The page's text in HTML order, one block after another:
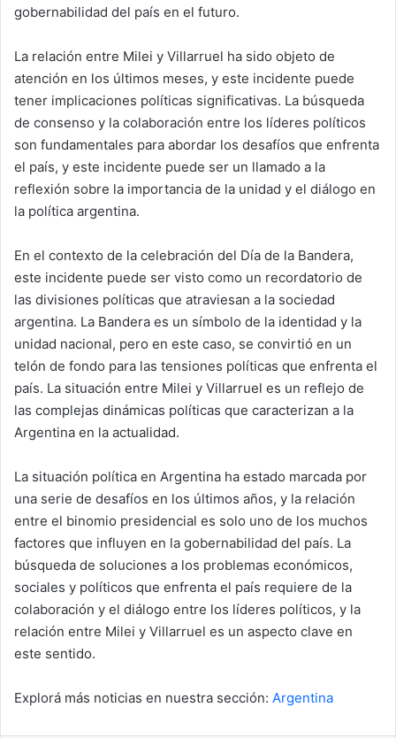
gobernabilidad del país en el futuro.
La relación entre Milei y Villarruel ha sido objeto de
atención en los últimos meses, y este incidente puede
tener implicaciones políticas significativas. La búsqueda
de consenso y la colaboración entre los líderes políticos
son fundamentales para abordar los desafíos que enfrenta
el país, y este incidente puede ser un llamado a la
reflexión sobre la importancia de la unidad y el diálogo en
la política argentina.
En el contexto de la celebración del Día de la Bandera,
este incidente puede ser visto como un recordatorio de
las divisiones políticas que atraviesan a la sociedad
argentina. La Bandera es un símbolo de la identidad y la
unidad nacional, pero en este caso, se convirtió en un
telón de fondo para las tensiones políticas que enfrenta el
país. La situación entre Milei y Villarruel es un reflejo de
las complejas dinámicas políticas que caracterizan a la
Argentina en la actualidad.
La situación política en Argentina ha estado marcada por
una serie de desafíos en los últimos años, y la relación
entre el binomio presidencial es solo uno de los muchos
factores que influyen en la gobernabilidad del país. La
búsqueda de soluciones a los problemas económicos,
sociales y políticos que enfrenta el país requiere de la
colaboración y el diálogo entre los líderes políticos, y la
relación entre Milei y Villarruel es un aspecto clave en
este sentido.
Explorá más noticias en nuestra sección: Argentina